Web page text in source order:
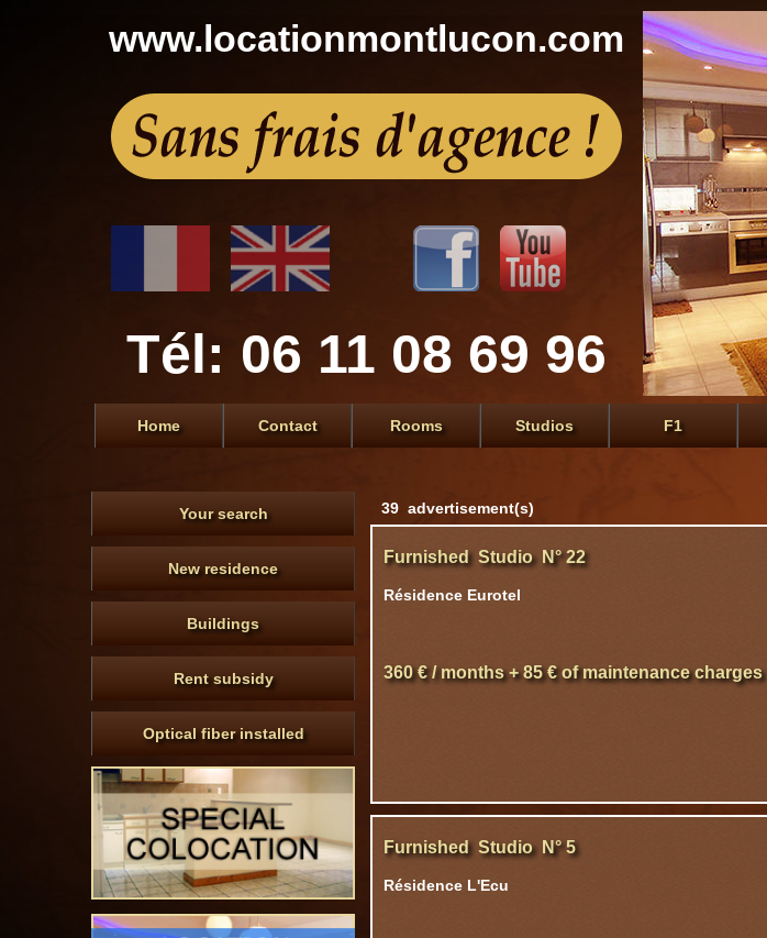
www.locationmontlucon.com
Tél: 06 11 08 69 96
Home Contact Rooms Studios F1
39 advertisement(s)
Furnished Studio N° 22
Résidence Eurotel
360 € / months + 85 € of maintenance charges
Furnished Studio N° 5
Résidence L'Ecu
Your search
New residence
Buildings
Rent subsidy
Optical fiber installed